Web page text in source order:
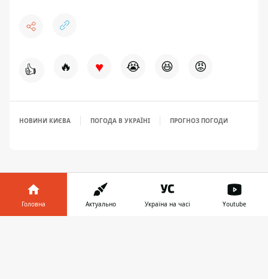
👍 🔥 ♥ 😭 😆 😡
НОВИНИ КИЄВА ПОГОДА В УКРАЇНІ ПРОГНОЗ ПОГОДИ
Головна Актуально Україна на часі Youtube